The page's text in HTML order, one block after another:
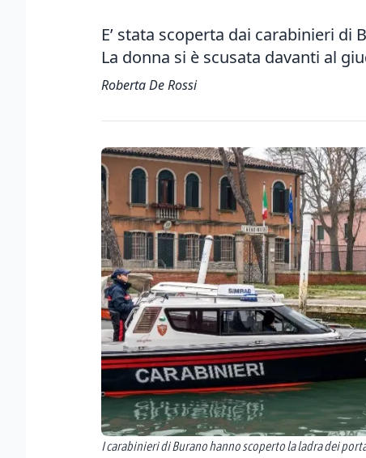
E’ stata scoperta dai carabinieri di
La donna si è scusata davanti al
Roberta De Rossi
I carabinieri di Burano hanno scoperto la ladra dei